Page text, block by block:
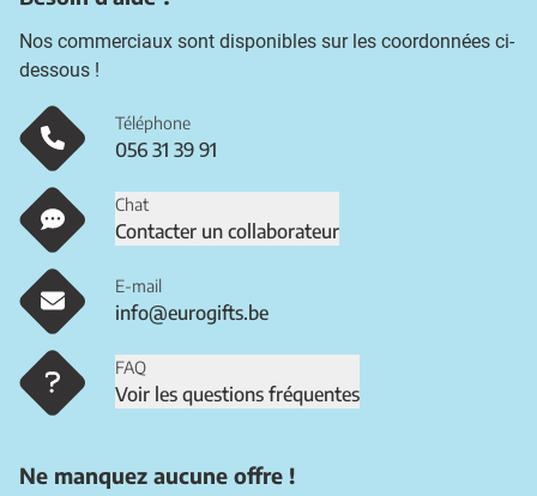
Nos commerciaux sont disponibles sur les coordonnées ci-
dessous !
Téléphone
056 31 39 91
Chat
Contacter un collaborateur
E-mail
info@eurogifts.be
FAQ
Voir les questions fréquentes
Ne manquez aucune offre !